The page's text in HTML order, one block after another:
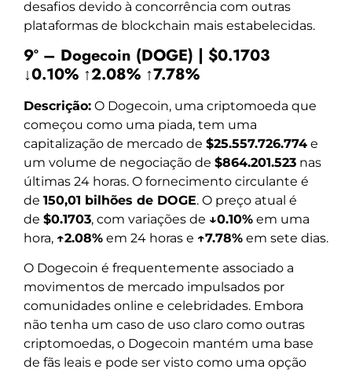
desafios devido à concorrência com outras
plataformas de blockchain mais estabelecidas.
9º – Dogecoin (DOGE) | $0.1703
↓0.10% ↑2.08% ↑7.78%
Descrição: O Dogecoin, uma criptomoeda que
começou como uma piada, tem uma
capitalização de mercado de $25.557.726.774 e
um volume de negociação de $864.201.523 nas
últimas 24 horas. O fornecimento circulante é
de 150,01 bilhões de DOGE. O preço atual é
de $0.1703, com variações de ↓0.10% em uma
hora, ↑2.08% em 24 horas e ↑7.78% em sete dias.
O Dogecoin é frequentemente associado a
movimentos de mercado impulsados por
comunidades online e celebridades. Embora
não tenha um caso de uso claro como outras
criptomoedas, o Dogecoin mantém uma base
de fãs leais e pode ser visto como uma opção